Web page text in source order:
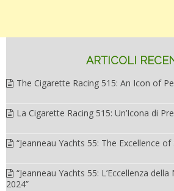
ARTICOLI
The Cigarette Racing 515: An Icon of
La Cigarette Racing 515: Un’Icona di
“Jeanneau Yachts 55: The Excellence of
“Jeanneau Yachts 55: L’Eccellenza
2024”